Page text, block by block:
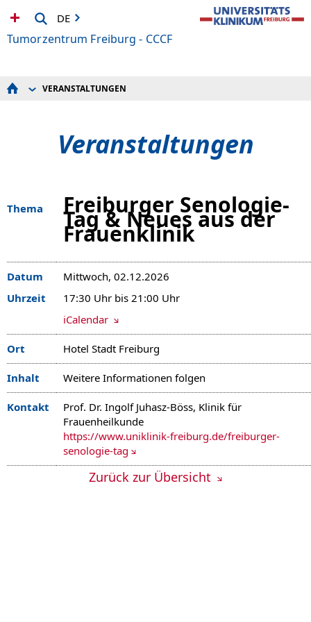
DE
Tumorzentrum Freiburg - CCCF
PRÄVENTION
ZUWEISENDE
IHRE SPENDEN
VERANSTALTUNGEN
Veranstaltungen
Thema Freiburger Senologie-
Tag & Neues aus der
Frauenklinik
Datum
Mittwoch, 02.12.2026
Uhrzeit
17:30 Uhr bis 21:00 Uhr
iCalendar
Ort Hotel Stadt Freiburg
Inhalt Weitere Informationen folgen
Kontakt
Prof. Dr. Ingolf Juhasz-Böss, Klinik für
Frauenheilkunde
https://www.uniklinik-freiburg.de/freiburger-
senologie-tag
Zurück zur Übersicht